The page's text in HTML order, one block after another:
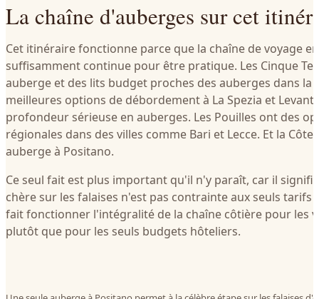
La chaîne d'auberges sur cet
Cet itinéraire fonctionne parce que la chaîne de voyage
suffisamment continue pour être pratique. Les Cinque
auberge et des lits budget proches des auberges dans la
meilleures options de débordement à La Spezia et
profondeur sérieuse en auberges. Les Pouilles ont des
régionales dans des villes comme Bari et Lecce. Et la
auberge à Positano.
Ce seul fait est plus important qu'il n'y paraît, car il
chère sur les falaises n'est pas contrainte aux seuls tarifs
fait fonctionner l'intégralité de la chaîne côtière pour les
plutôt que pour les seuls budgets hôteliers.